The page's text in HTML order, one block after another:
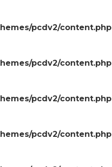
pcdv2/content.php
pcdv2/content.php
pcdv2/content.php
pcdv2/content.php